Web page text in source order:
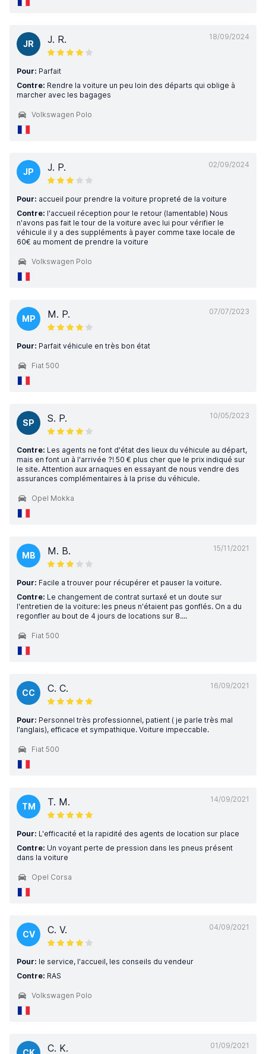
18/09/2024
JR J. R.
Pour: Parfait
Contre: Rendre la voiture un peu loin des départs qui oblige à
marcher avec les bagages
Volkswagen Polo
02/09/2024
JP J. P.
Pour: accueil pour prendre la voiture propreté de la voiture
Contre: l'accueil réception pour le retour (lamentable) Nous
n'avons pas fait le tour de la voiture avec lui pour vérifier le
véhicule il y a des suppléments à payer comme taxe locale de
60€ au moment de prendre la voiture
Volkswagen Polo
07/07/2023
MP M. P.
Pour: Parfait véhicule en très bon état
Fiat 500
10/05/2023
SP S. P.
Contre: Les agents ne font d'état des lieux du véhicule au départ,
mais en font un à l'arrivée ?! 50 € plus cher que le prix indiqué sur
le site. Attention aux arnaques en essayant de nous vendre des
assurances complémentaires à la prise du véhicule.
Opel Mokka
15/11/2021
MB M. B.
Pour: Facile a trouver pour récupérer et pauser la voiture.
Contre: Le changement de contrat surtaxé et un doute sur
l'entretien de la voiture: les pneus n'étaient pas gonflés. On a du
regonfler au bout de 4 jours de locations sur 8....
Fiat 500
16/09/2021
CC C. C.
Pour: Personnel très professionnel, patient ( je parle très mal
l’anglais), efficace et sympathique. Voiture impeccable.
Fiat 500
14/09/2021
TM T. M.
Pour: L'efficacité et la rapidité des agents de location sur place
Contre: Un voyant perte de pression dans les pneus présent
dans la voiture
Opel Corsa
04/09/2021
CV C. V.
Pour: le service, l'accueil, les conseils du vendeur
Contre: RAS
Volkswagen Polo
01/09/2021
C. K.